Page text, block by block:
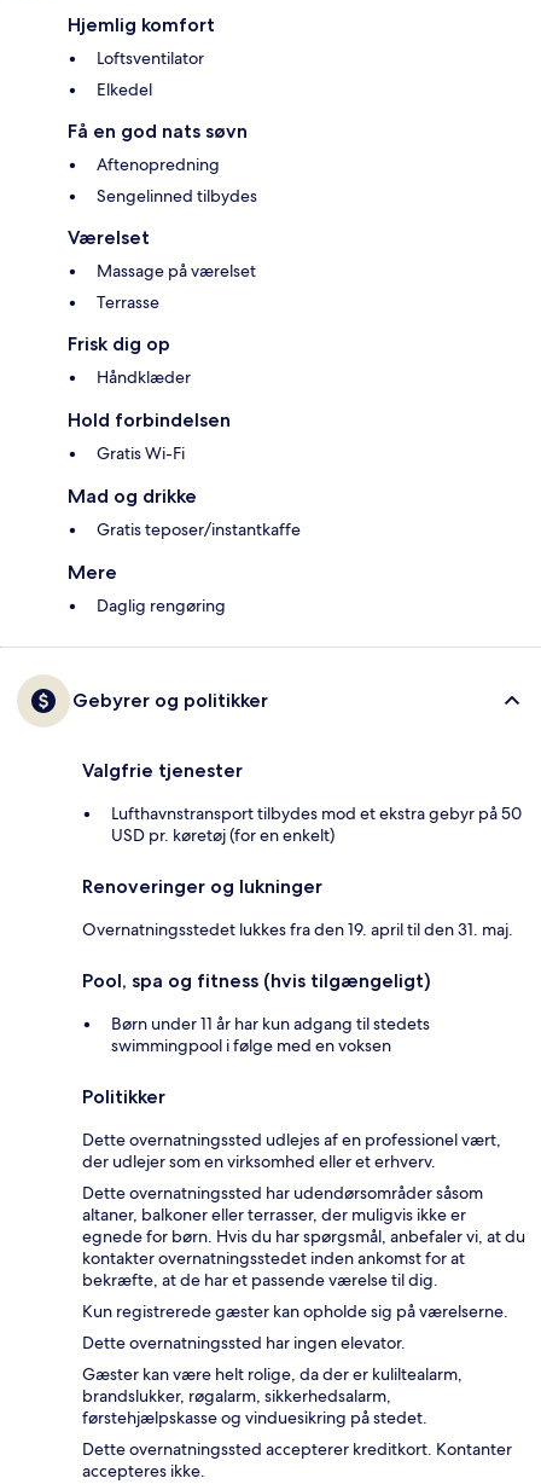
Hjemlig komfort
Loftsventilator
Elkedel
Få en god nats søvn
Aftenopredning
Sengelinned tilbydes
Værelset
Massage på værelset
Terrasse
Frisk dig op
Håndklæder
Hold forbindelsen
Gratis Wi-Fi
Mad og drikke
Gratis teposer/instantkaffe
Mere
Daglig rengøring
Gebyrer og politikker
Valgfrie tjenester
Lufthavnstransport tilbydes mod et ekstra gebyr på 50
USD pr. køretøj (for en enkelt)
Renoveringer og lukninger
Overnatningsstedet lukkes fra den 19. april til den 31. maj.
Pool, spa og fitness (hvis tilgængeligt)
Børn under 11 år har kun adgang til stedets
swimmingpool i følge med en voksen
Politikker
Dette overnatningssted udlejes af en professionel vært,
der udlejer som en virksomhed eller et erhverv.
Dette overnatningssted har udendørsområder såsom
altaner, balkoner eller terrasser, der muligvis ikke er
egnede for børn. Hvis du har spørgsmål, anbefaler vi, at du
kontakter overnatningsstedet inden ankomst for at
bekræfte, at de har et passende værelse til dig.
Kun registrerede gæster kan opholde sig på værelserne.
Dette overnatningssted har ingen elevator.
Gæster kan være helt rolige, da der er kuliltealarm,
brandslukker, røgalarm, sikkerhedsalarm,
førstehjælpskasse og vinduesikring på stedet.
Dette overnatningssted accepterer kreditkort. Kontanter
accepteres ikke.